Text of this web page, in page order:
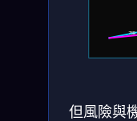
78B
但風險與